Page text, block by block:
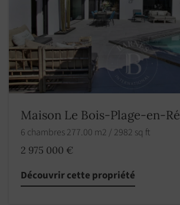
Maison Le Bois-Plage-en-Ré
6 chambres 277.00 m2 / 2982 sq ft
2 975 000 €
Découvrir cette propriété